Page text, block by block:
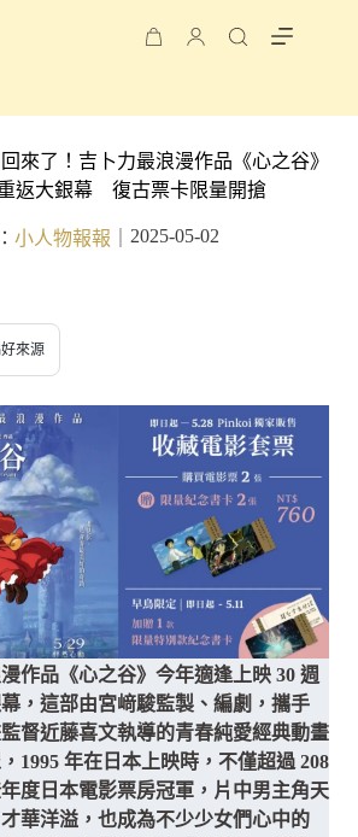
來了！吉卜力最浪漫作品《心之谷》
返大銀幕 復古票卡限量開搶
小人物報報 2025-05-02
來源
作品《心之谷》今年適逢上映 30 週
，這部由宮﨑駿監製、編劇，攜手
監督近藤喜文執導的青春純愛經典動畫
1995 年在日本上映時，不僅超過 208
度日本電影票房冠軍，片中男主角天
華洋溢，也成為不少少女們心中的